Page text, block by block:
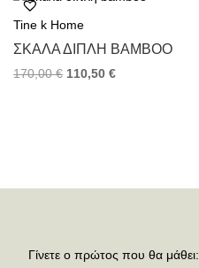
Tine k Home
ΣΚΆΛΑ ΔΙΠΛΉ BAMBOO
170,00€ 110,50€
Γίνετε ο πρώτος που θα μάθει: